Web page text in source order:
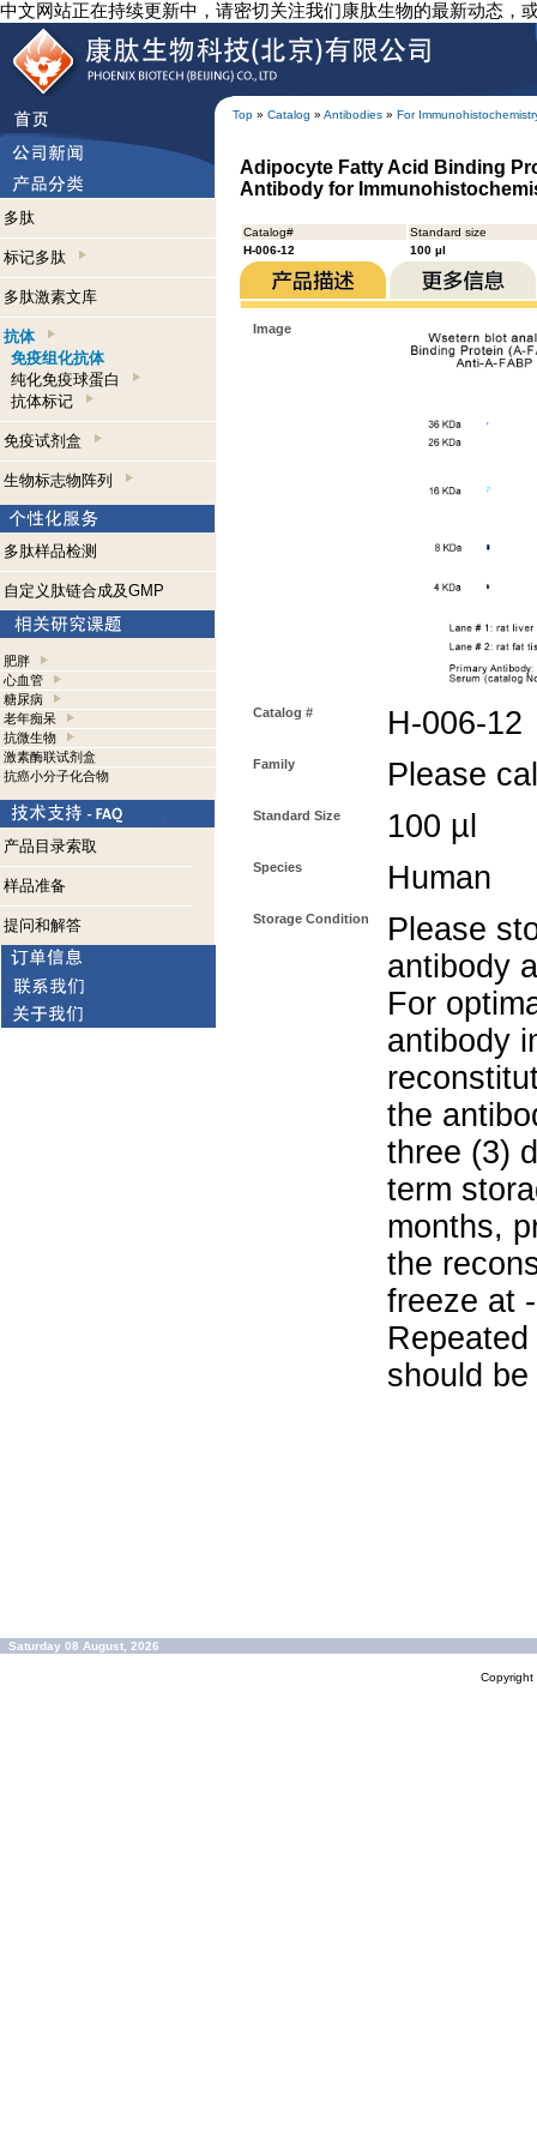
中文网站正在持续更新中，请密切关注我们康肽生物的最新动态，
Top » Catalog » Antibodies » For
多肽
标记多肽
多肽激素文库
抗体
免疫组化抗体
纯化免疫球蛋白
抗体标记
免疫试剂盒
生物标志物阵列
多肽样品检测
自定义肽链合成及GMP
肥胖
心血管
糖尿病
老年痴呆
抗微生物
激素酶联试剂盒
抗癌小分子化合物
产品目录索取
样品准备
提问和解答
Adipocyte Fatty Acid Binding
Antibody for
Catalog#
Standard size
H-006-12
100 µl
Image
Catalog # H-006-12
Family Please
Standard Size 100 µl
Species Human
Storage Condition
Please
antibody
For
antibody
the
three (3)
term
months,
the
freeze at
should
Saturday 08 August, 2026